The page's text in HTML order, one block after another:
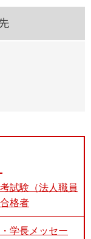
試験（法人職員
格者
学長メッセー